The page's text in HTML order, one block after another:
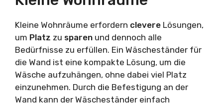
Kleine Wohnräume erfordern clevere Lösungen,
um Platz zu sparen und dennoch alle
Bedürfnisse zu erfüllen. Ein Wäscheständer für
die Wand ist eine kompakte Lösung, um die
Wäsche aufzuhängen, ohne dabei viel Platz
einzunehmen. Durch die Befestigung an der
Wand kann der Wäscheständer einfach